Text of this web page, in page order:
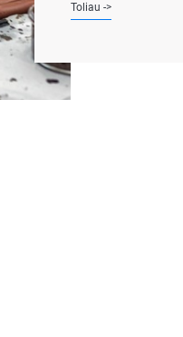
Toliau ->